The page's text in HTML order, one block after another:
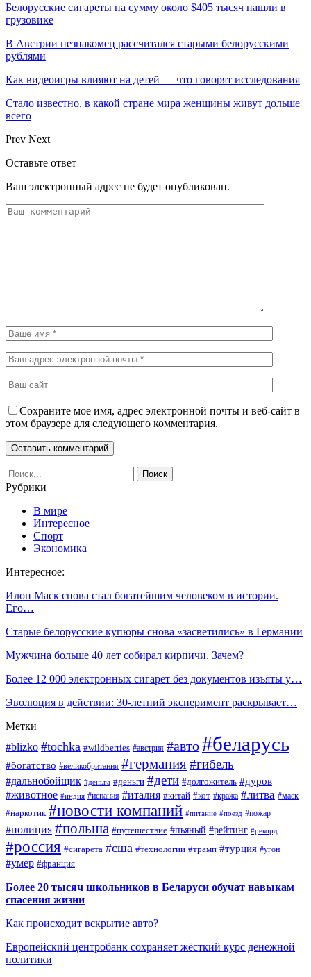
Белорусские сигареты на сумму около $405 тысяч нашли в
грузовике
В Австрии незнакомец рассчитался старыми белорусскими
рублями
Как видеоигры влияют на детей — что говорят исследования
Стало известно, в какой стране мира женщины живут дольше
всего
Prev Next
Оставьте ответ
Ваш электронный адрес не будет опубликован.
Сохраните мое имя, адрес электронной почты и веб-сайт в
этом браузере для следующего комментария.
Рубрики
В мире
Интересное
Спорт
Экономика
Интересное:
Илон Маск снова стал богатейшим человеком в истории.
Его…
Старые белорусские купюры снова «засветились» в Германии
Мужчина больше 40 лет собирал кирпичи. Зачем?
Более 12 000 электронных сигарет без документов изъяты у…
Эволюция в действии: 30-летний эксперимент раскрывает…
Метки
#blizko #tochka #wildberries #австрия #авто#беларусь
#богатство #великобритания #германия#гибель
#дальнобойщик #деньга #деньги #дети #долгожитель #дуров
#животное #индия #испания #италия #китай #кот #кража #литва #маск
#наркотик #новости компаний #питание #поезд #пожар
#полиция #польша #путешествие #пьяный #рейтинг #рекорд
#россия #сигарета #сша #технологии #трамп #турция #угон
#умер #франция
Более 20 тысяч школьников в Беларуси обучат навыкам
спасения жизни
Как происходит вскрытие авто?
Европейский центробанк сохраняет жёсткий курс денежной
политики